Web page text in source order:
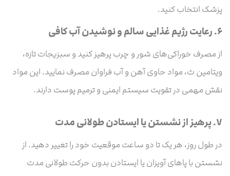
پزشک انتخاب کنید.
۶. رعایت رژیم غذایی سالم و نوشیدن آب کافی
از مصرف خوراکی‌های شور و چرب پرهیز کنید و سبزیجات تازه،
ویتامین ث، مواد حاوی آهن و آب فراوان مصرف نمایید. این مواد
نقش مهمی در تقویت سیستم ایمنی و ترمیم پوست دارند.
۷. پرهیز از نشستن یا ایستادن طولانی مدت
در طول روز، هر یک تا دو ساعت موقعیت خود را تغییر دهید. از
نشستن با پاهای آویزان یا ایستادن بدون حرکت طولانی مدت